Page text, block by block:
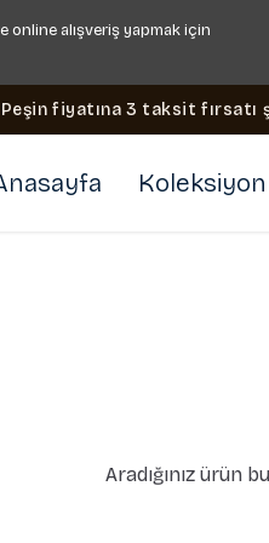
online alışveriş yapmak için
Peşin fiyatına 3 taksit fırsatı
Koleksiyon
Aradığınız ürün